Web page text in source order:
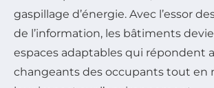
gaspillage d’énergie. Avec l’essor
de l’information, les bâtiments
espaces adaptables qui répondent
changeants des occupants tout en